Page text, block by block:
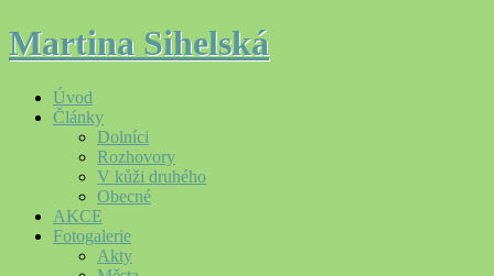
Martina Sihelská
Úvod
Články
Dolníci
Rozhovory
V kůži druhého
Obecné
AKCE
Fotogalerie
Akty